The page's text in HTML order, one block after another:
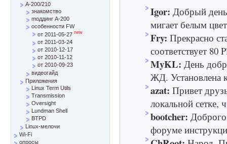
Igor: Добрый
мигает белым
Fry: Прекрасно
соответствует 80
MyKL: День
ЖД. Установлена
azat: Привет
локальной сетке,
bootcher:
форуме
A-200/210
знакомство
mоддинг A-200
особенности FW
от 2011-05-27 new
от 2011-03-24
от 2010-12-17
от 2010-11-12
от 2010-09-23
видеогайд
Приложения
Linux Term Utils
Transmission
Oversight
Lundman Shell
BTPD
Linux-мелочи
Wi-Fi
опросы